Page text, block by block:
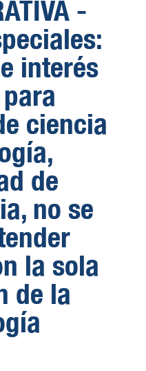
-
interés
ciencia
de
no se
la sola
de la